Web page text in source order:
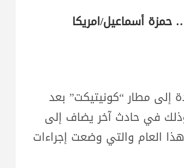
حمزة أسماعيل/امريكا
إلى مطار “كونيتيكت” بعد
وذلك في حادث آخر يضاف إلى
العام والتي وضعت إجراءات